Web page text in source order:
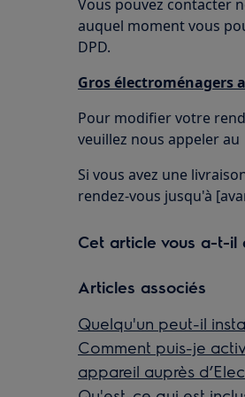
Vous pouvez contacter
auquel moment vous
DPD.
Gros électroménagers
Pour modifier votre
veuillez nous appeler au
Si vous avez une
rendez-vous jusqu'à
Cet article vous a-t-il
Articles associés
Quelqu'un peut-il
Comment puis-je
appareil auprès